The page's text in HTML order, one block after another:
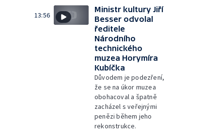
13:56
Ministr kultury Jiří
Besser odvolal
ředitele
Národního
technického
muzea Horymíra
Kubíčka
Důvodem je podezření,
že se na úkor muzea
obohacoval a špatně
zacházel s veřejnými
penězi během jeho
rekonstrukce.